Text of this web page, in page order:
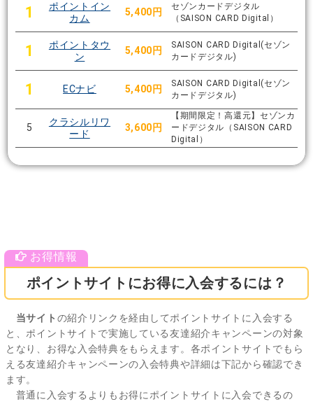
1
ポイントイン
カム
5,400円
セゾンカードデジタル
（SAISON CARD Digital）
1
ポイントタウ
ン
5,400円
SAISON CARD Digital(セゾン
カードデジタル)
1 ECナビ 5,400円
SAISON CARD Digital(セゾン
カードデジタル)
5
クラシルリワ
ード
3,600円
【期間限定！高還元】セゾンカ
ードデジタル（SAISON CARD
Digital）
ポイントサイトにお得に入会するには？
当サイト の紹介リンクを経由してポイントサイトに入会する
と、ポイントサイトで実施している友達紹介キャンペーンの対象
となり、お得な入会特典をもらえます。各ポイントサイトでもら
える友達紹介キャンペーンの入会特典や詳細は下記から確認でき
ます。
普通に入会するよりもお得にポイントサイトに入会できるの